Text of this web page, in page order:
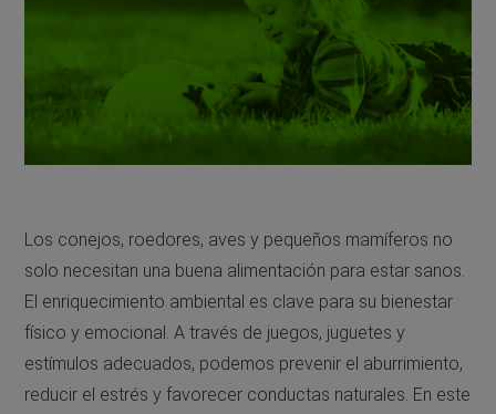
Los conejos, roedores, aves y pequeños mamíferos no
solo necesitan una buena alimentación para estar sanos.
El enriquecimiento ambiental es clave para su bienestar
físico y emocional. A través de juegos, juguetes y
estímulos adecuados, podemos prevenir el aburrimiento,
reducir el estrés y favorecer conductas naturales. En este